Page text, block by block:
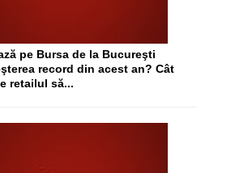
pe Bursa de la Bucureşti
record din acest an? Cât
retailul să...